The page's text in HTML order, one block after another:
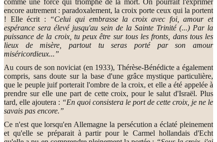
encore autrement : paradoxalement, la croix porte ceux qui la portent
! Elle écrit : “Celui qui embrasse la croix avec foi, amour et
espérance sera élevé jusqu'au sein de la Sainte Trinité (...) Par la
puissance de la croix, tu peux être sur tous les fronts, dans tous les
lieux de misère, partout tu seras porté par son amour
miséricordieux...”
Au cours de son noviciat (en 1933), Thérèse-Bénédicte a également
compris, sans doute sur la base d'une grâce mystique particulière,
que le peuple juif porterait l'ombre de la croix, et elle a été appelée à
prendre sur elle une part de cette croix, pour le salut d'Israël. Plus
tard, elle ajoutera : “En quoi consistera le port de cette croix, je ne le
savais pas encore.”
Ce n'est que lorsqu'en Allemagne la persécution a éclaté pleinement
et qu'elle se préparait à partir pour le Carmel hollandais d'Echt